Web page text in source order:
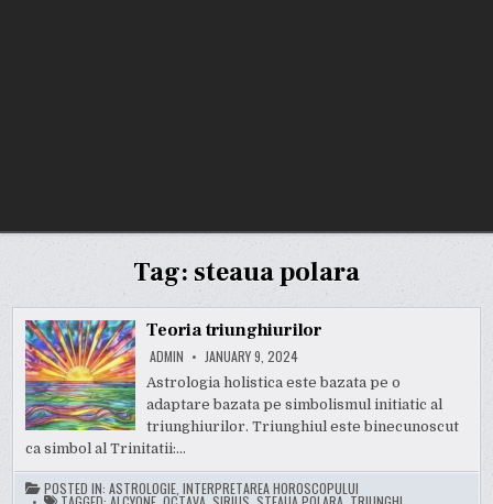
Tag: steaua polara
Teoria triunghiurilor
ADMIN JANUARY 9, 2024
Astrologia holistica este bazata pe o
adaptare bazata pe simbolismul initiatic al
triunghiurilor. Triunghiul este binecunoscut
ca simbol al Trinitatii:…
POSTED IN:ASTROLOGIE ,INTERPRETAREA HOROSCOPULUI